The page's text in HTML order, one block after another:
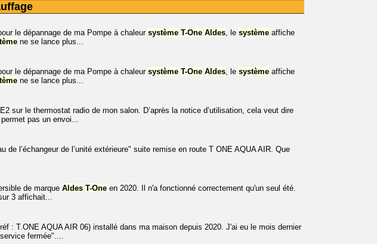
le dépannage de ma Pompe à chaleur système T-One Aldes, le système affiche
ne se lance plus...
le dépannage de ma Pompe à chaleur système T-One Aldes, le système affiche
ne se lance plus...
E2 sur le thermostat radio de mon salon. D’après la notice d’utilisation, cela veut dire
pas un envoi...
de l’échangeur de l’unité extérieure" suite remise en route T ONE AQUA AIR. Que
de marque Aldes T-One en 2020. Il n'a fonctionné correctement qu'un seul été.
3 affichait...
: T.ONE AQUA AIR 06) installé dans ma maison depuis 2020. J'ai eu le mois dernier
fermée"....